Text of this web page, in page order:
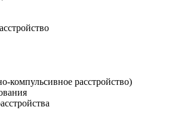
компульсивное расстройство)